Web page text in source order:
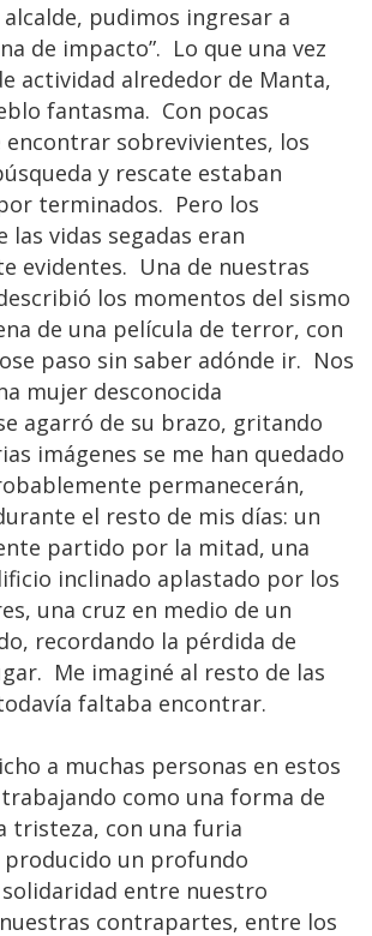
pudimos ingresar a
de impacto”. Lo que una vez
actividad alrededor de Manta,
fantasma. Con pocas
encontrar sobrevivientes, los
y rescate estaban
terminados. Pero los
las vidas segadas eran
evidentes. Una de nuestras
los momentos del sismo
de una película de terror, con
paso sin saber adónde ir. Nos
mujer desconocida
agarró de su brazo, gritando
imágenes se me han quedado
permanecerán,
el resto de mis días: un
partido por la mitad, una
inclinado aplastado por los
una cruz en medio de un
recordando la pérdida de
Me imaginé al resto de las
faltaba encontrar.
a muchas personas en estos
como una forma de
tristeza, con una furia
producido un profundo
entre nuestro
contrapartes, entre los